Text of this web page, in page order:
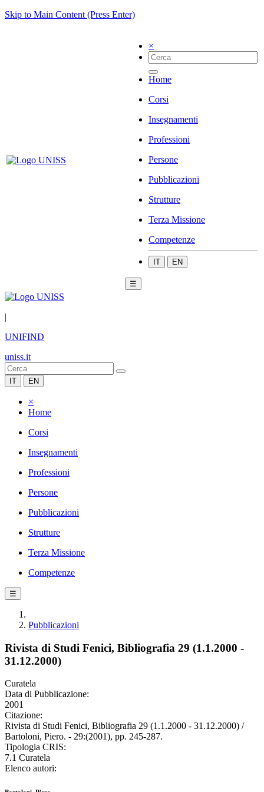
Skip to Main Content (Press Enter)
×
Home
Corsi
Insegnamenti
Professioni
Persone
Pubblicazioni
Strutture
Terza Missione
Competenze
IT EN
☰
|
UNIFIND
uniss.it
IT EN
×
Home
Corsi
Insegnamenti
Professioni
Persone
Pubblicazioni
Strutture
Terza Missione
Competenze
☰
Pubblicazioni
Rivista di Studi Fenici, Bibliografia 29 (1.1.2000 -
31.12.2000)
Curatela
Data di Pubblicazione:
2001
Citazione:
Rivista di Studi Fenici, Bibliografia 29 (1.1.2000 - 31.12.2000) /
Bartoloni, Piero. - 29:(2001), pp. 245-287.
Tipologia CRIS:
7.1 Curatela
Elenco autori: